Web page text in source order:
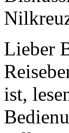
Lieber
ist,